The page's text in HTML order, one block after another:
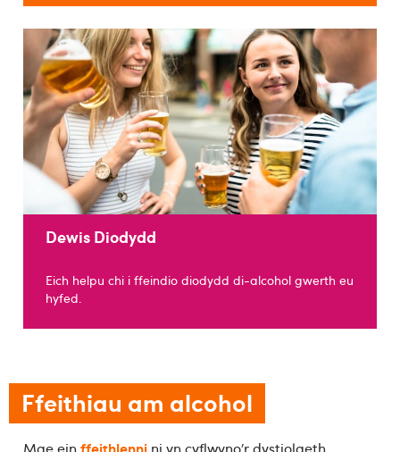
Dewis Diodydd
Eich helpu chi i ffeindio diodydd di-alcohol gwerth eu
hyfed.
Ffeithiau am alcohol
ffeithlenni